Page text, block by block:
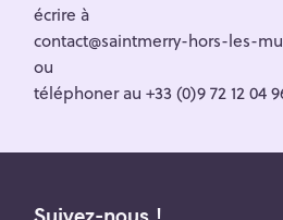
écrire à
contact@saintmerry-hors-les-
ou
téléphoner au +33 (0)9 72 12 04